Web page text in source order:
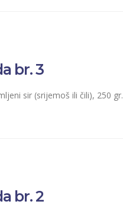
br. 3
sir (srijemoš ili čili), 250
br. 2